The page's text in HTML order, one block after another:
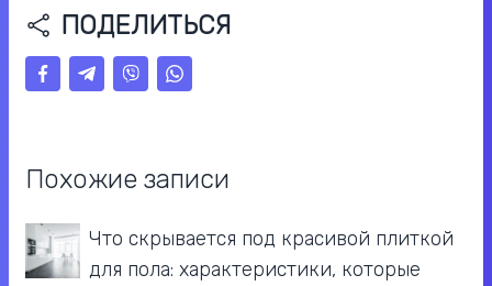
ПОДЕЛИТЬСЯ
Похожие записи
Что скрывается под красивой плиткой
для пола: характеристики, которые